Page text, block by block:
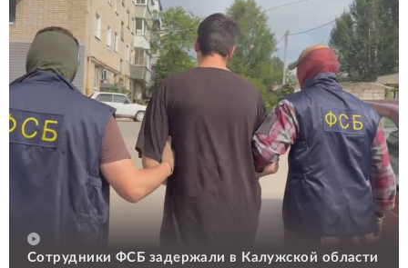
Сотрудники ФСБ задержали в Калужской области